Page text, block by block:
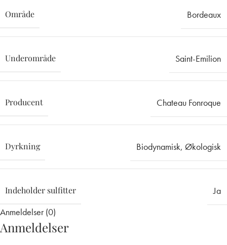
Område Bordeaux
Underområde Saint-Emilion
Producent Chateau Fonroque
Dyrkning Biodynamisk, Økologisk
Indeholder sulfitter
Ja
Anmeldelser (0)
Anmeldelser